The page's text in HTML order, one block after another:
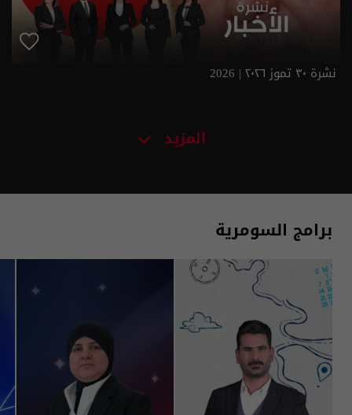
نشرة ٣٠ تموز ٢٠٢٦ | 2026
المزيد
برامج السومرية